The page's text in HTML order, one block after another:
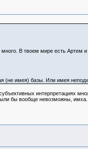
В твоем мире есть Артем
(не имея) базы. Или имея
интерпретациях
бы вообще невозможны, имха.